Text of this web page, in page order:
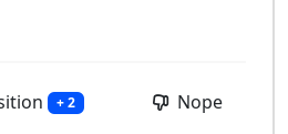
+ 2 Nope